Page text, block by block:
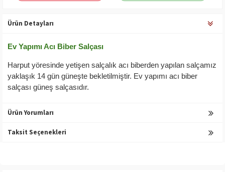
Ürün Detayları
Ev Yapımı Acı Biber Salçası
Harput yöresinde yetişen salçalık acı biberden yapılan salçamız
yaklaşık 14 gün güneşte bekletilmiştir. Ev yapımı acı biber
salçası güneş salçasıdır.
Ürün Yorumları
Taksit Seçenekleri